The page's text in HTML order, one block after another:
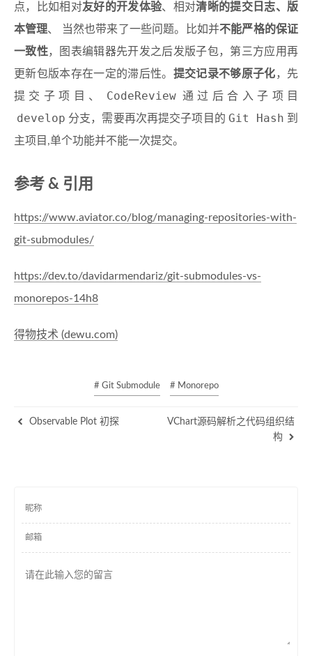
点，比如相对友好的开发体验、相对清晰的提交日志、版
本管理、 当然也带来了一些问题。比如并不能严格的保证
一致性，图表编辑器先开发之后发版子包，第三方应用再
更新包版本存在一定的滞后性。 提交记录不够原子化，先
提交子项目、
CodeReview 通过后合入子项目
develop 分支，需要再次再提交子项目的 Git Hash 到
主项目,单个功能并不能一次提交。
参考 & 引用
https://www.aviator.co/blog/managing-repositories-with-
git-submodules/
https://dev.to/davidarmendariz/git-submodules-vs-
monorepos-14h8
得物技术 (dewu.com)
# Git Submodule # Monorepo
Observable Plot 初探
VChart源码解析之代码组织结
构